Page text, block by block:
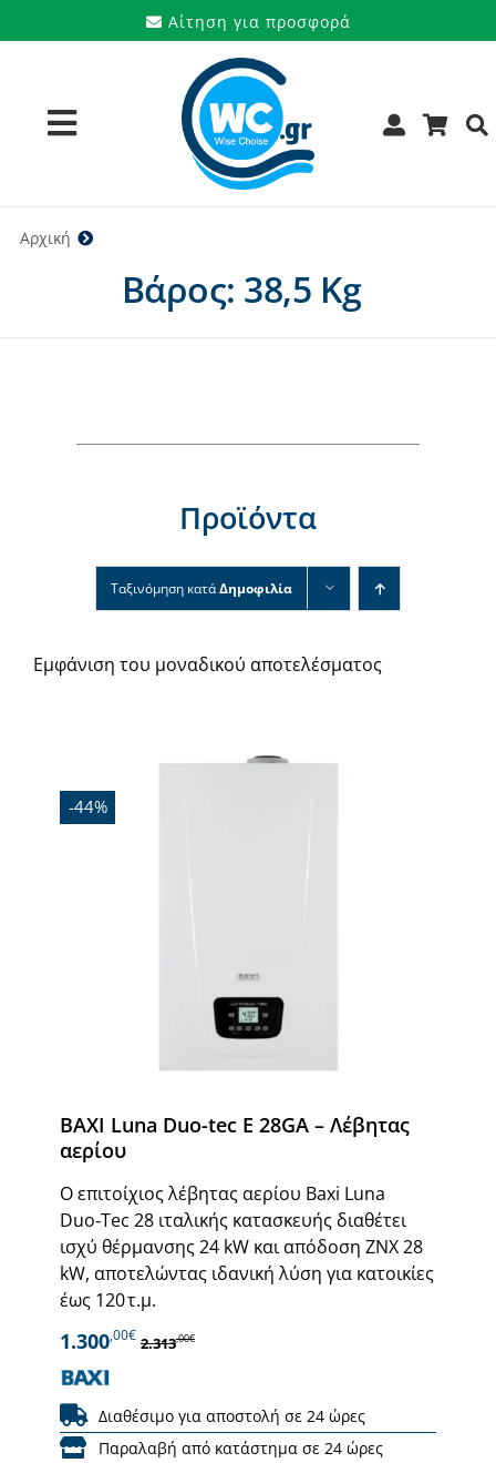
στο
Αίτηση για προσφορά
Toggle
Navigation
Προϊόντα
Επικοινωνία
Αρχική
Βάρος: 38,5 Kg
Προϊόντα
Ταξινόμηση κατάΔημοφιλία
Εμφάνιση του μοναδικού αποτελέσματος
Εξαντλήθηκε
-44%
BAXI Luna Duo-tec E 28GA – Λέβητας
αερίου
Ο επιτοίχιος λέβητας αερίου Baxi Luna
Duo‑Tec 28 ιταλικής κατασκευής διαθέτει
ισχύ θέρμανσης 24 kW και απόδοση ΖΝΧ 28
kW, αποτελώντας ιδανική λύση για κατοικίες
έως 120 τ.μ.
1.300,00€ 2.313,00€
Διαθέσιμο για αποστολή σε 24 ώρες
Παραλαβή από κατάστημα σε 24 ώρες